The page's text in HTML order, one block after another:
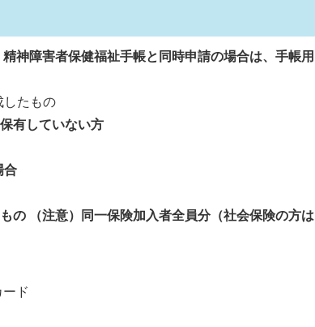
神障害者保健福祉手帳と同時申請の場合は、手帳用
したもの
有していない方
合
の （注意）同一保険加入者全員分（社会保険の方は
ド